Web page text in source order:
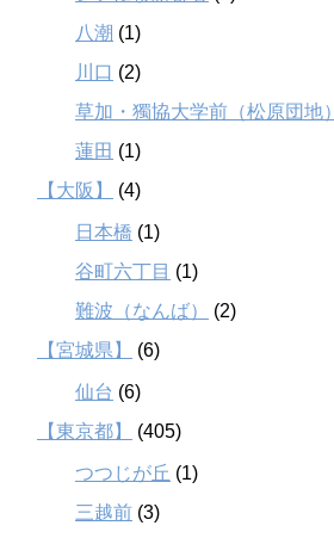
八潮 (1)
川口 (2)
草加・獨協大学前（松原団地）
蓮田 (1)
【大阪】
(4)
日本橋 (1)
谷町六丁目 (1)
難波（なんば）
(2)
【宮城県】
(6)
仙台 (6)
【東京都】
(405)
つつじが丘 (1)
三越前 (3)